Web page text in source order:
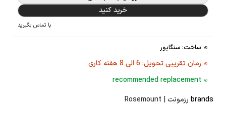
خرید کنید
با تماس بگیرید
ساخت: سنگاپور
زمان تقریبی تحویل: 6 الی 8 هفته کاری
recommended replacement
brands رزمونت | Rosemount